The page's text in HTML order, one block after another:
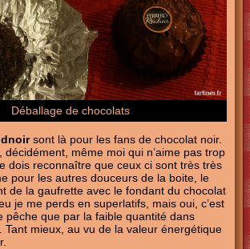
Déballage de chocolats
sont là pour les fans de chocolat noir.
décidément, même moi qui n’aime pas trop
dois reconnaître que ceux ci sont très très
pour les autres douceurs de la boite, le
de la gaufrette avec le fondant du chocolat
je me perds en superlatifs, mais oui, c’est
pêche que par la faible quantité dans
Tant mieux, au vu de la valeur énergétique